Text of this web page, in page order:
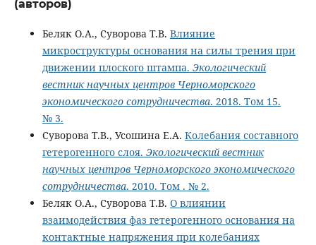
(авторов)
Беляк О.А., Суворова Т.В. Влияние
микроструктуры основания на силы трения при
движении плоского штампа. Экологический
вестник научных центров Черноморского
экономического сотрудничества. 2018. Том 15.
№ 3.
Суворова Т.В., Усошина Е.А. Колебания составного
гетерогенного слоя. Экологический вестник
научных центров Черноморского экономического
сотрудничества. 2010. Том . № 2.
Беляк О.А., Суворова Т.В. О влиянии
взаимодействия фаз гетерогенного основания на
контактные напряжения при колебаниях